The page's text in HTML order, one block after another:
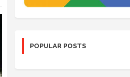
POPULAR POSTS